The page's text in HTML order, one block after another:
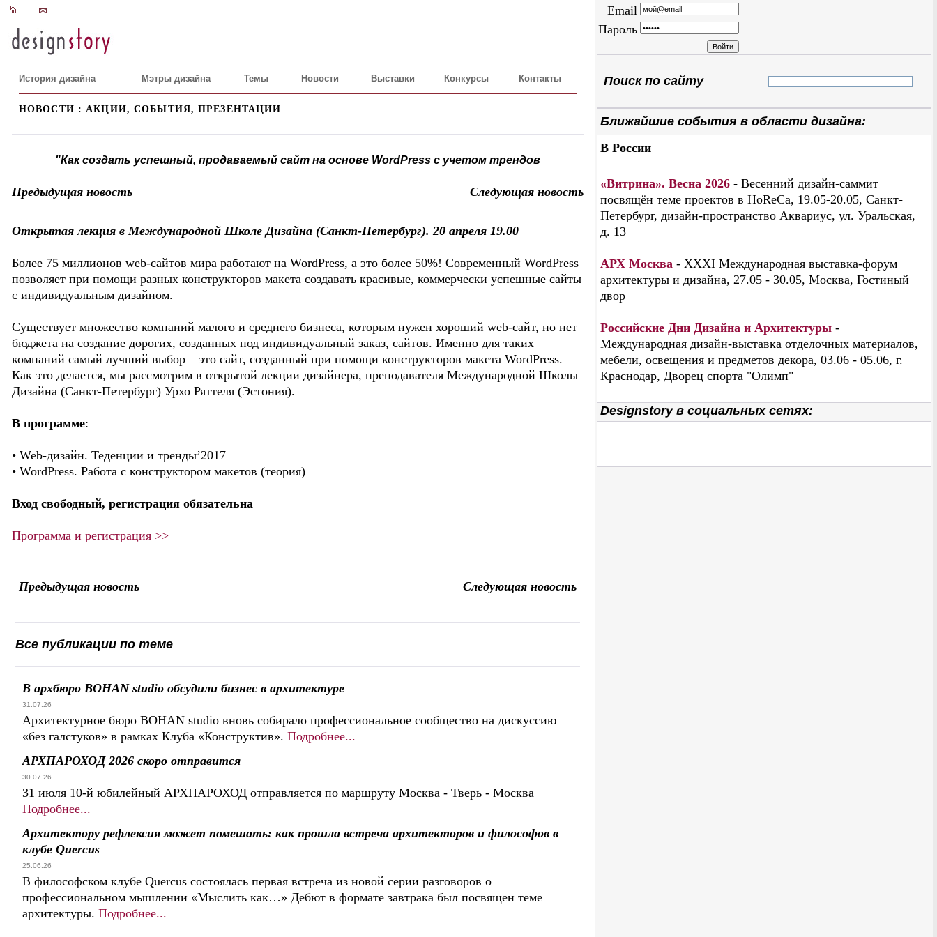
История дизайна Мэтры дизайна Темы Новости Выставки Конкурсы Контакты
НОВОСТИ : АКЦИИ, СОБЫТИЯ, ПРЕЗЕНТАЦИИ
"Как создать успешный, продаваемый сайт на основе WordPress c учетом трендов
Предыдущая новость Следующая новость
Открытая лекция в Международной Школе Дизайна (Санкт-Петербург). 20 апреля 19.00
Более 75 миллионов web-сайтов мира работают на WordPress, а это более 50%! Современный WordPress
позволяет при помощи разных конструкторов макета создавать красивые, коммерчески успешные сайты
с индивидуальным дизайном.
Существует множество компаний малого и среднего бизнеса, которым нужен хороший web-сайт, но нет
бюджета на создание дорогих, созданных под индивидуальный заказ, сайтов. Именно для таких
компаний самый лучший выбор – это сайт, созданный при помощи конструкторов макета WordPress.
Как это делается, мы рассмотрим в открытой лекции дизайнера, преподавателя Международной Школы
Дизайна (Санкт-Петербург) Урхо Ряттеля (Эстония).
В программе:
• Web-дизайн. Теденции и тренды’2017
• WordPress. Работа с конструктором макетов (теория)
Вход свободный, регистрация обязательна
Программа и регистрация >>
Предыдущая новость Следующая новость
Все публикации по теме
В архбюро BOHAN studio обсудили бизнес в архитектуре
31.07.26
Архитектурное бюро BOHAN studio вновь собирало профессиональное сообщество на дискуссию
«без галстуков» в рамках Клуба «Конструктив». Подробнее...
АРХПАРОХОД 2026 скоро отправится
30.07.26
31 июля 10-й юбилейный АРХПАРОХОД отправляется по маршруту Москва - Тверь - Москва
Подробнее...
Архитектору рефлексия может помешать: как прошла встреча архитекторов и философов в
клубе Quercus
25.06.26
В философском клубе Quercus состоялась первая встреча из новой серии разговоров о
профессиональном мышлении «Мыслить как…» Дебют в формате завтрака был посвящен теме
архитектуры. Подробнее...
Email
Пароль
Поиск по сайту
Ближайшие события в области дизайна:
В России
«Витрина». Весна 2026 - Весенний дизайн-саммит
посвящён теме проектов в HoReCa, 19.05-20.05, Санкт-
Петербург, дизайн-пространство Аквариус, ул. Уральская,
д. 13
АРХ Москва - XXXI Международная выставка-форум
архитектуры и дизайна, 27.05 - 30.05, Москва, Гостиный
двор
Российские Дни Дизайна и Архитектуры -
Международная дизайн-выставка отделочных материалов,
мебели, освещения и предметов декора, 03.06 - 05.06, г.
Краснодар, Дворец спорта "Олимп"
Designstory в социальных сетях: